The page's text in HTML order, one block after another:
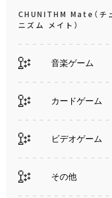
CHUNITHM Mate（チ
ニズム メイト）
音楽ゲーム
カードゲーム
ビデオゲーム
その他